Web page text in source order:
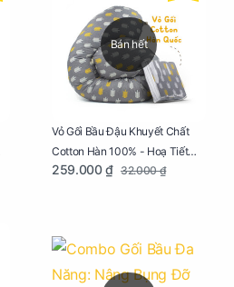
Bán hết
Vỏ Gối Bầu Đậu Khuyết Chất
Cotton Hàn 100% - Hoạ Tiết
Xương Cá
259.000 ₫ 32.000 ₫